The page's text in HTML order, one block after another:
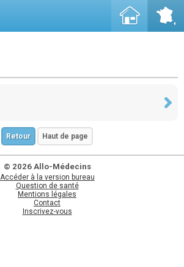
Retour Haut de page
© 2026 Allo-Médecins
Accéder à la version bureau
Question de santé
Mentions légales
Contact
Inscrivez-vous